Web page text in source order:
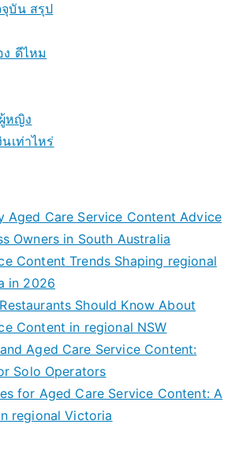
จุบัน สรุป
ง ดีไหม
หญิง
เท่าไหร่
Aged Care Service Content Advice
Owners in South Australia
Content Trends Shaping regional
in 2026
Should Know About
Content in regional NSW
Aged Care Service Content:
Solo Operators
for Aged Care Service Content: A
regional Victoria